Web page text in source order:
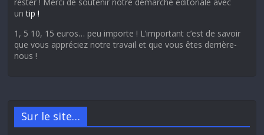
untip !
1, 5 10, 15 euros… peu importe ! L’important c’est de savoir
que vous appréciez notre travail et que vous êtes derrière-
nous !
Sur le site…